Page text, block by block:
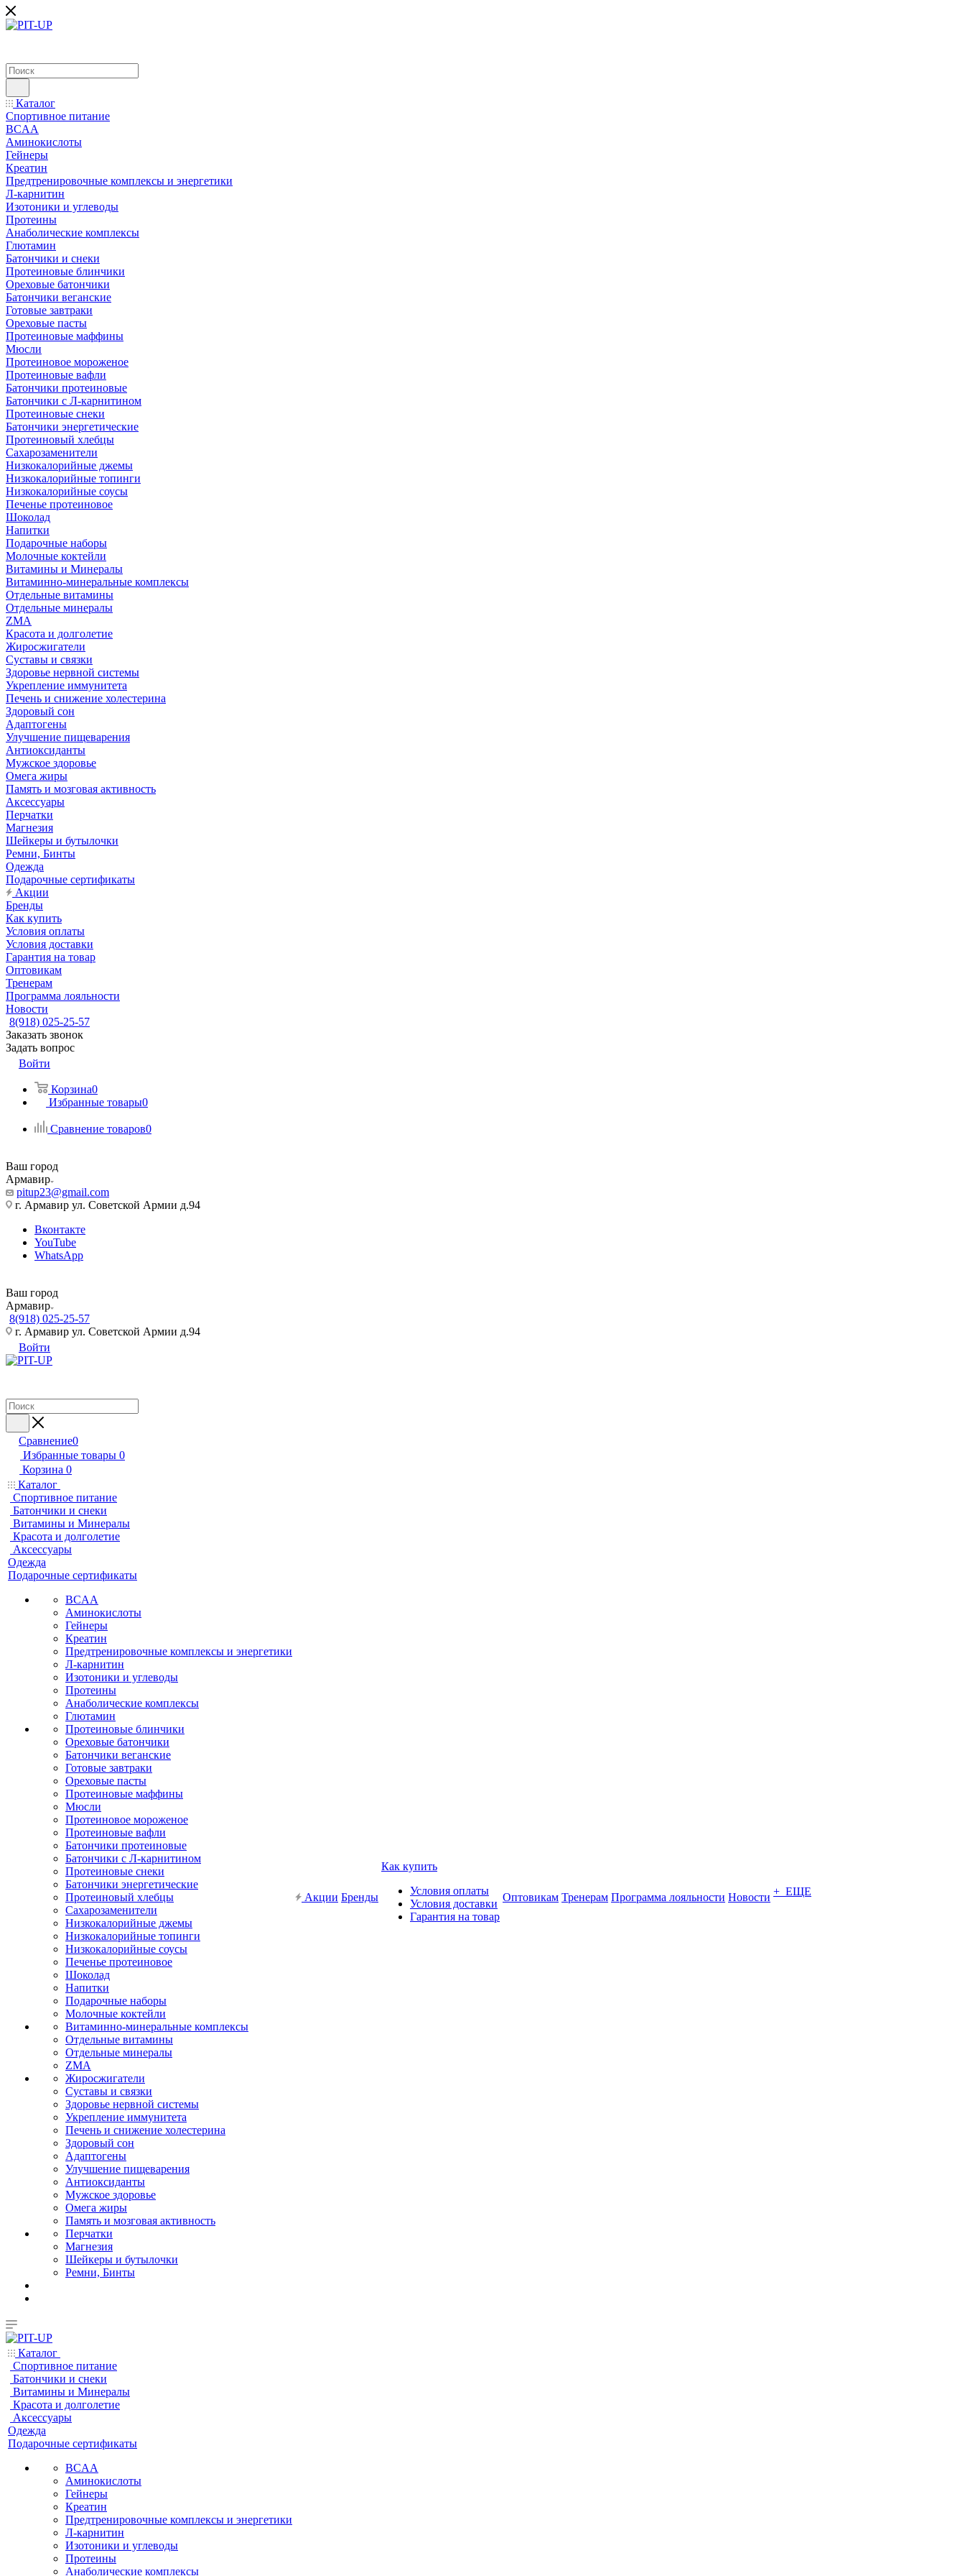
Каталог
Спортивное питание
BCAA
Аминокислоты
Гейнеры
Креатин
Предтренировочные комплексы и энергетики
Л-карнитин
Изотоники и углеводы
Протеины
Анаболические комплексы
Глютамин
Батончики и снеки
Протеиновые блинчики
Ореховые батончики
Батончики веганские
Готовые завтраки
Ореховые пасты
Протеиновые маффины
Мюсли
Протеиновое мороженое
Протеиновые вафли
Батончики протеиновые
Батончики с Л-карнитином
Протеиновые снеки
Батончики энергетические
Протеиновый хлебцы
Сахарозаменители
Низкокалорийные джемы
Низкокалорийные топинги
Низкокалорийные соусы
Печенье протеиновое
Шоколад
Напитки
Подарочные наборы
Молочные коктейли
Витамины и Минералы
Витаминно-минеральные комплексы
Отдельные витамины
Отдельные минералы
ZMA
Красота и долголетие
Жиросжигатели
Суставы и связки
Здоровье нервной системы
Укрепление иммунитета
Печень и снижение холестерина
Здоровый сон
Адаптогены
Улучшение пищеварения
Антиоксиданты
Мужское здоровье
Омега жиры
Память и мозговая активность
Аксессуары
Перчатки
Магнезия
Шейкеры и бутылочки
Ремни, Бинты
Одежда
Подарочные сертификаты
Акции
Бренды
Как купить
Условия оплаты
Условия доставки
Гарантия на товар
Оптовикам
Тренерам
Программа лояльности
Новости
8(918) 025-25-57
Заказать звонок
Задать вопрос
Войти
Корзина0
Избранные товары0
Сравнение товаров0
Ваш город
Армавир
pitup23@gmail.com
г. Армавир ул. Советской Армии д.94
Вконтакте
YouTube
WhatsApp
Ваш город
Армавир
8(918) 025-25-57
г. Армавир ул. Советской Армии д.94
Войти
Сравнение0
Избранные товары 0
Корзина 0
Каталог
Спортивное питание
Батончики и снеки
Витамины и Минералы
Красота и долголетие
Аксессуары
Одежда
Подарочные сертификаты
BCAA
Аминокислоты
Гейнеры
Креатин
Предтренировочные комплексы и энергетики
Л-карнитин
Изотоники и углеводы
Протеины
Анаболические комплексы
Глютамин
Протеиновые блинчики
Ореховые батончики
Батончики веганские
Готовые завтраки
Ореховые пасты
Протеиновые маффины
Мюсли
Протеиновое мороженое
Протеиновые вафли
Батончики протеиновые
Батончики с Л-карнитином
Протеиновые снеки
Батончики энергетические
Протеиновый хлебцы
Сахарозаменители
Низкокалорийные джемы
Низкокалорийные топинги
Низкокалорийные соусы
Печенье протеиновое
Шоколад
Напитки
Подарочные наборы
Молочные коктейли
Витаминно-минеральные комплексы
Отдельные витамины
Отдельные минералы
ZMA
Жиросжигатели
Суставы и связки
Здоровье нервной системы
Укрепление иммунитета
Печень и снижение холестерина
Здоровый сон
Адаптогены
Улучшение пищеварения
Антиоксиданты
Мужское здоровье
Омега жиры
Память и мозговая активность
Перчатки
Магнезия
Шейкеры и бутылочки
Ремни, Бинты
Акции Бренды
Как купить
Условия оплаты
Условия доставки
Гарантия на товар
Оптовикам Тренерам Программа лояльности Новости + ЕЩЕ
Каталог
Спортивное питание
Батончики и снеки
Витамины и Минералы
Красота и долголетие
Аксессуары
Одежда
Подарочные сертификаты
BCAA
Аминокислоты
Гейнеры
Креатин
Предтренировочные комплексы и энергетики
Л-карнитин
Изотоники и углеводы
Протеины
Анаболические комплексы